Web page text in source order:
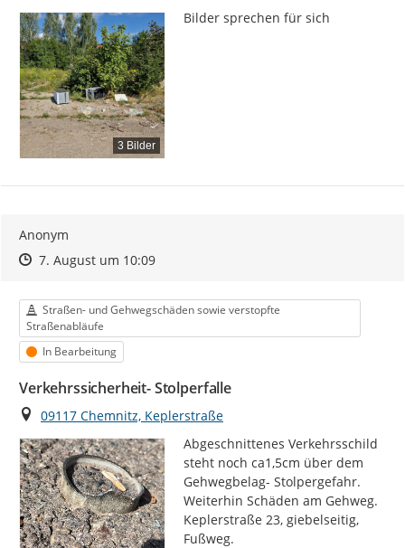
3 Bilder
Bilder sprechen für sich
Anonym
Zeitpunkt des Erstellens
Zeitpunkt des Erstellens
7. August um 10:09Zur Äußerung
Kategorie
Straßen- und Gehwegschäden sowie verstopfte
Straßenabläufe
Status
In Bearbeitung
Verkehrssicherheit- Stolperfalle
Ort
09117 Chemnitz, Keplerstraße
Abgeschnittenes Verkehrsschild
steht noch ca1,5cm über dem
Gehwegbelag- Stolpergefahr.
Weiterhin Schäden am Gehweg.
Keplerstraße 23, giebelseitig,
Fußweg.